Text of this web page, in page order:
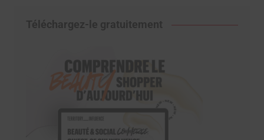
Téléchargez-le gratuitement